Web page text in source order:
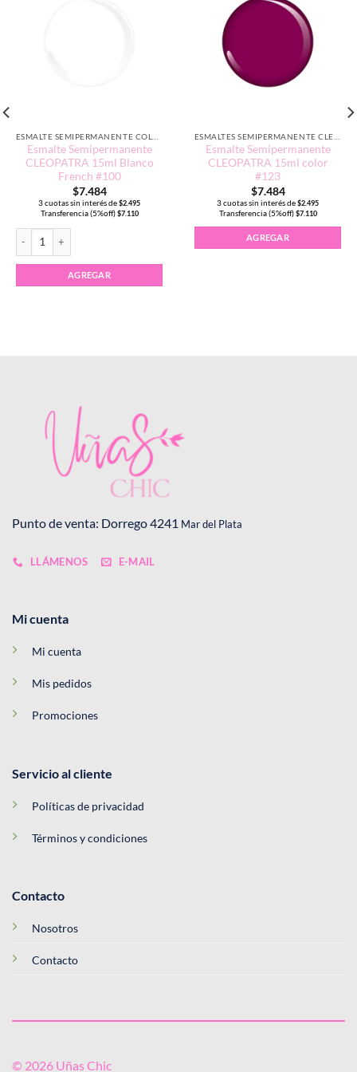
Esmalte Semipermanente
CLEOPATRA 15ml Blanco
French #100
$7.484
3 cuotas sin interés de $2.495
Transferencia (5%off) $7.110
Esmalte Semipermanente CLEOPATRA 15ml Blanco French #100 cantidad
AGREGAR
Esmalte Semipermanente
CLEOPATRA 15ml color
#123
$7.484
3 cuotas sin interés de $2.495
Transferencia (5%off) $7.110
AGREGAR
Punto de venta: Dorrego 4241 Mar del Plata
LLÁMENOS E-MAIL
Mi cuenta
Mi cuenta
Mis pedidos
Promociones
Servicio al cliente
Políticas de privacidad
Términos y condiciones
Contacto
Nosotros
Contacto
© 2026 Uñas Chic